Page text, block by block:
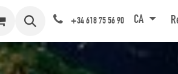
BOTIGA TREBALLA AMB
+34 618 75 56 90 CA